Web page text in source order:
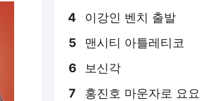
4 이강인 벤치 출발
5 맨시티 아틀레티코
6 보신각
7 홍진호 마운자로 요요